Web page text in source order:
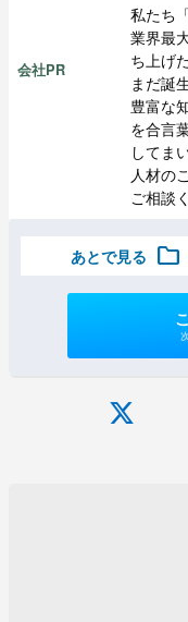
会社PR
私たち
業界最
ち上げ
まだ誕
豊富な
を合言
してま
人材の
ご相談
あとで見る folder